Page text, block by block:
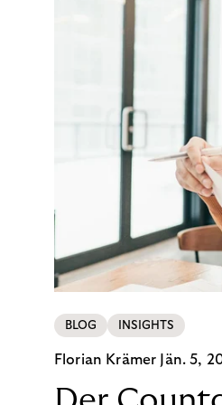
BLOG INSIGHTS
Florian Krämer Jän. 5,